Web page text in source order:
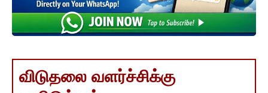
விடுதலை வளர்ச்சிக்கு